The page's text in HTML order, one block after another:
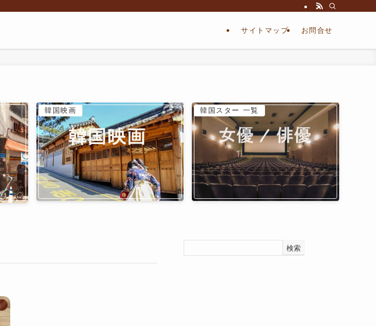
サイトマップ お問合せ
韓国映画 韓国スター 一覧
検索